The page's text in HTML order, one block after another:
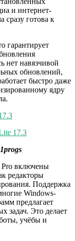
и интернет-
сразу готова к
гарантирует
нет навязчивой
обновлений,
быстро даже
ядру
17.3
1progs
Pro включены
редакторы
Поддержка
Windows-
предлагает
задач. Это делает
учёбы и